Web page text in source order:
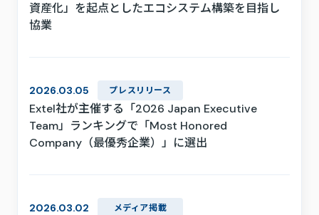
資産化」を起点としたエコシステム構築を目指し
協業
2026.03.05 プレスリリース
Extel社が主催する「2026 Japan Executive
Team」ランキングで「Most Honored
Company（最優秀企業）」に選出
2026.03.02 メディア掲載